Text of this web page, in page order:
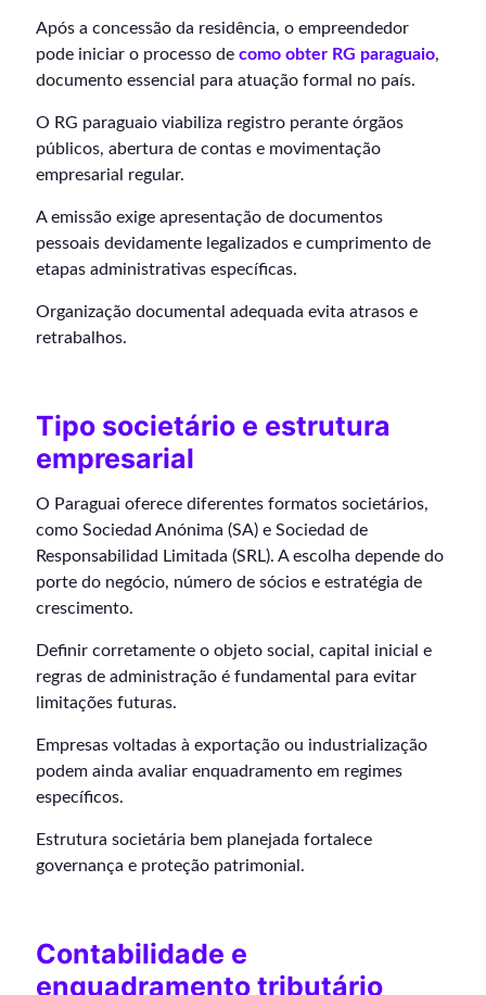
Após a concessão da residência, o empreendedor
pode iniciar o processo de como obter RG paraguaio,
documento essencial para atuação formal no país.
O RG paraguaio viabiliza registro perante órgãos
públicos, abertura de contas e movimentação
empresarial regular.
A emissão exige apresentação de documentos
pessoais devidamente legalizados e cumprimento de
etapas administrativas específicas.
Organização documental adequada evita atrasos e
retrabalhos.
Tipo societário e estrutura
empresarial
O Paraguai oferece diferentes formatos societários,
como Sociedad Anónima (SA) e Sociedad de
Responsabilidad Limitada (SRL). A escolha depende do
porte do negócio, número de sócios e estratégia de
crescimento.
Definir corretamente o objeto social, capital inicial e
regras de administração é fundamental para evitar
limitações futuras.
Empresas voltadas à exportação ou industrialização
podem ainda avaliar enquadramento em regimes
específicos.
Estrutura societária bem planejada fortalece
governança e proteção patrimonial.
Contabilidade e
enquadramento tributário